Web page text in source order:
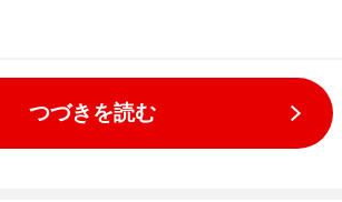
つづきを読む